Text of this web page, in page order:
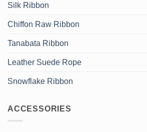
Silk Ribbon
Chiffon Raw Ribbon
Tanabata Ribbon
Leather Suede Rope
Snowflake Ribbon
ACCESSORIES